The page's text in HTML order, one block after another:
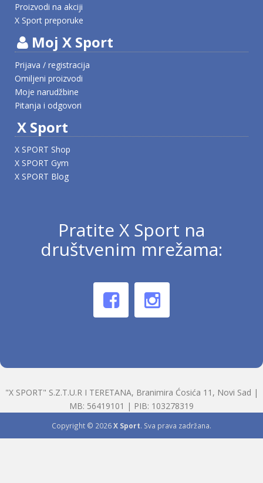
Proizvodi na akciji
X Sport preporuke
Moj X Sport
Prijava / registracija
Omiljeni proizvodi
Moje narudžbine
Pitanja i odgovori
X Sport
X SPORT Shop
X SPORT Gym
X SPORT Blog
Pratite X Sport na
društvenim mrežama:
"X SPORT" S.Z.T.U.R I TERETANA, Branimira Ćosića 11, Novi Sad |
MB: 56419101 | PIB: 103278319
Copyright © 2026X Sport. Sva prava zadržana.